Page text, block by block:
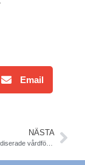
Email
NÄSTA
Fem nya standardiserade vårdförlopp 2020. Diabetes ett av dessa. Friska pengar 100 MSEK nationellt/regionalt. Totat 900 MSEK